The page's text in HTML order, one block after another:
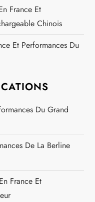
France Et
Chinois
Et Performances Du
Du Grand
De La Berline
France Et